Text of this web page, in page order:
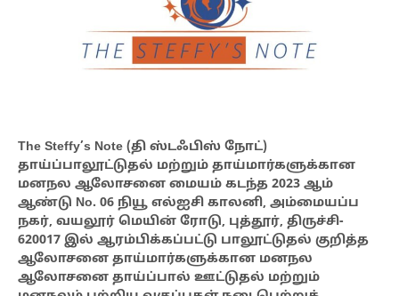
The Steffy’s Note (தி ஸ்டஃபிஸ் நோட்)
தாய்ப்பாலூட்டுதல் மற்றும் தாய்மார்களுக்கான
மனநல ஆலோசனை மையம் கடந்த 2023 ஆம்
ஆண்டு No. 06 நியூ எல்ஐசி காலனி, அம்மையப்ப
நகர், வயலூர் மெயின் ரோடு, புத்தூர், திருச்சி-
620017 இல் ஆரம்பிக்கப்பட்டு பாலூட்டுதல் குறித்த
ஆலோசனை தாய்மார்களுக்கான மனநல
ஆலோசனை தாய்ப்பால் ஊட்டுதல் மற்றும்